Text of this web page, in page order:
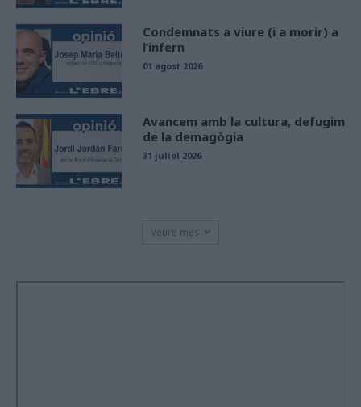
Condemnats a viure (i a morir) a
l’infern
01 agost 2026
Avancem amb la cultura, defugim
de la demagògia
31 juliol 2026
Veure més